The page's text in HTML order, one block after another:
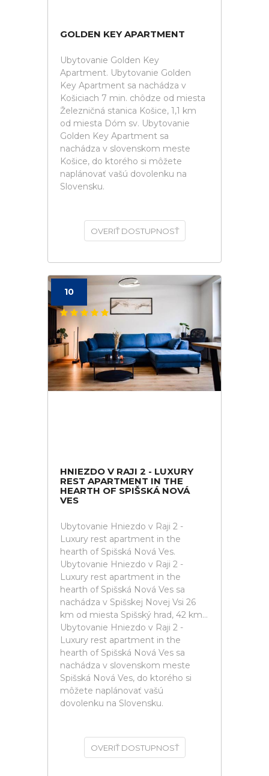
GOLDEN KEY APARTMENT
Ubytovanie Golden Key
Apartment. Ubytovanie Golden
Key Apartment sa nachádza v
Košiciach 7 min. chôdze od miesta
Železničná stanica Košice, 1,1 km
od miesta Dóm sv. Ubytovanie
Golden Key Apartment sa
nachádza v slovenskom meste
Košice, do ktorého si môžete
naplánovať vašú dovolenku na
Slovensku.
OVERIŤ DOSTUPNOSŤ
10
HNIEZDO V RAJI 2 - LUXURY
REST APARTMENT IN THE
HEARTH OF SPIŠSKÁ NOVÁ
VES
Ubytovanie Hniezdo v Raji 2 -
Luxury rest apartment in the
hearth of Spišská Nová Ves.
Ubytovanie Hniezdo v Raji 2 -
Luxury rest apartment in the
hearth of Spišská Nová Ves sa
nachádza v Spišskej Novej Vsi 26
km od miesta Spišský hrad, 42 km...
Ubytovanie Hniezdo v Raji 2 -
Luxury rest apartment in the
hearth of Spišská Nová Ves sa
nachádza v slovenskom meste
Spišská Nová Ves, do ktorého si
môžete naplánovať vašú
dovolenku na Slovensku.
OVERIŤ DOSTUPNOSŤ